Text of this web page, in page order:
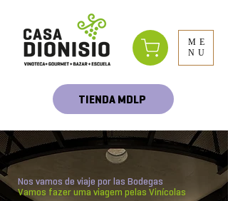
ME
NU
TIENDA MDLP
Nos vamos de viaje por las Bodegas
Vamos fazer uma viagem pelas Vinícolas